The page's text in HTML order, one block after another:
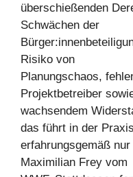
überschießenden
Schwächen der
Risiko von
Planungschaos,
Projektbetreiber
wachsendem
das führt in der Praxis
erfahrungsgemäß
Maximilian Frey vom